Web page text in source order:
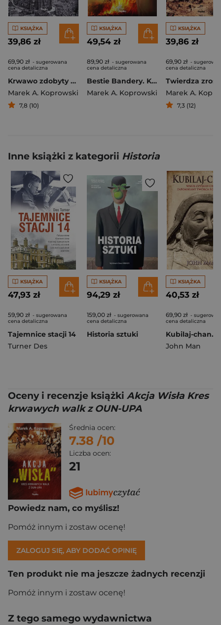
KSIĄŻKA
39,86 zł
69,90 zł - sugerowana
cena detaliczna
Krwawo zdobyty dom. Powrót Dolnego Śląska do Polski
Marek A. Koprowski
7,8 (10)
KSIĄŻKA
49,54 zł
89,90 zł - sugerowana
cena detaliczna
Bestie Bandery. Kaci Małopolski Wschodniej wyd. 2
Marek A. Koprowski
KSIĄŻKA
39,86 zł
69,90 zł -
cena detaliczna
Marek A.
7,3 (12)
Inne książki z kategorii Historia
KSIĄŻKA
47,93 zł
59,90 zł - sugerowana
cena detaliczna
Tajemnice stacji 14
Turner Des
KSIĄŻKA
94,29 zł
159,00 zł - sugerowana
cena detaliczna
Historia sztuki
KSIĄŻKA
40,53 zł
69,90 zł -
cena detaliczna
John Man
Oceny i recenzje książki Akcja Wisła Kres
krwawych walk z OUN-UPA
Średnia ocen:
7.38 /10
Liczba ocen:
21
Powiedz nam, co myślisz!
Pomóż innym i zostaw ocenę!
ZALOGUJ SIĘ, ABY DODAĆ OPINIĘ
Ten produkt nie ma jeszcze żadnych recenzji
Pomóż innym i zostaw ocenę!
Z tego samego wydawnictwa